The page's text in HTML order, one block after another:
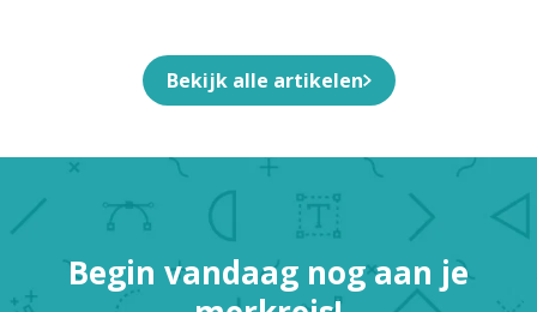
Bekijk alle artikelen
Begin vandaag nog aan je